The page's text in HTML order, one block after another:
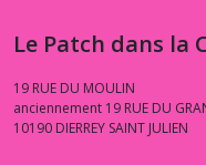
Le Patch dans la
19 RUE DU MOULIN
anciennement 19 RUE DU
10190 DIERREY SAINT JULIEN